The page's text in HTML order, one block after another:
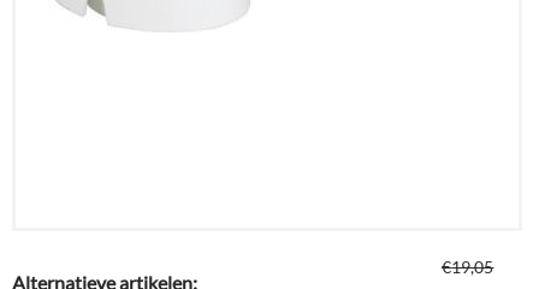
€19,05
Alternatieve artikelen: